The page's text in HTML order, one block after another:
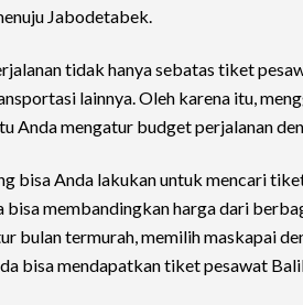
Jabodetabek.
tidak hanya sebatas tiket
lainnya. Oleh karena itu,
Anda mengatur budget perjalanan
bisa Anda lakukan untuk mencari
bisa membandingkan harga dari
bulan termurah, memilih maskapai
bisa mendapatkan tiket pesawat